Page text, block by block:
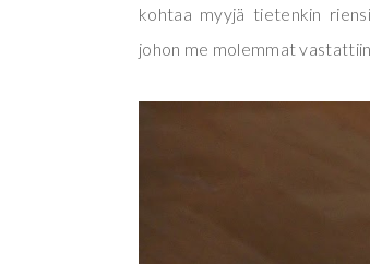
kohtaa myyjä tietenkin
johon me molemmat